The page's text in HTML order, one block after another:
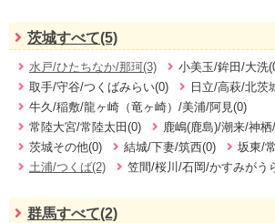
茨城すべて(5)
水戸/ひたちなか/那珂(3)
小美玉/鉾田/大洗
取手/守谷/つくばみらい(0)
日立/高萩/北茨
牛久/稲敷/龍ヶ崎（竜ヶ崎）/美浦/阿見(0)
常陸大宮/常陸太田(0)
鹿嶋(鹿島)/潮来/神
茨城その他(0)
結城/下妻/筑西(0)
坂東/
土浦/つくば(2)
笠間/桜川/石岡/かすみがう
群馬すべて(2)